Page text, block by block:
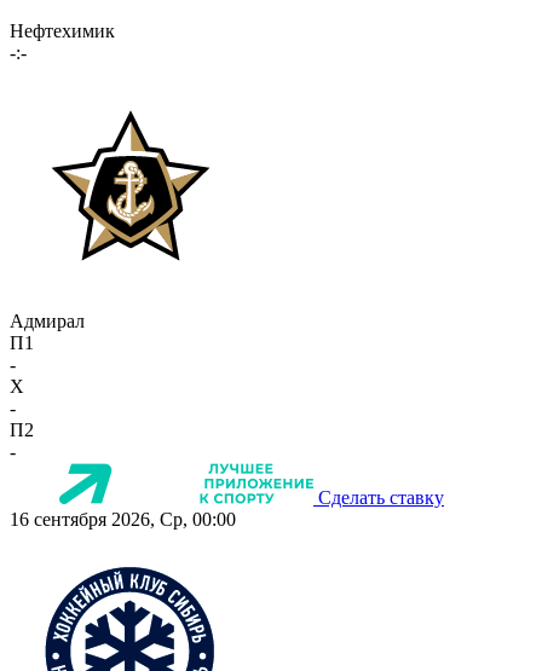
Нефтехимик
-:-
Адмирал
П1
-
X
-
П2
-
Сделать ставку
16 сентября 2026, Ср, 00:00